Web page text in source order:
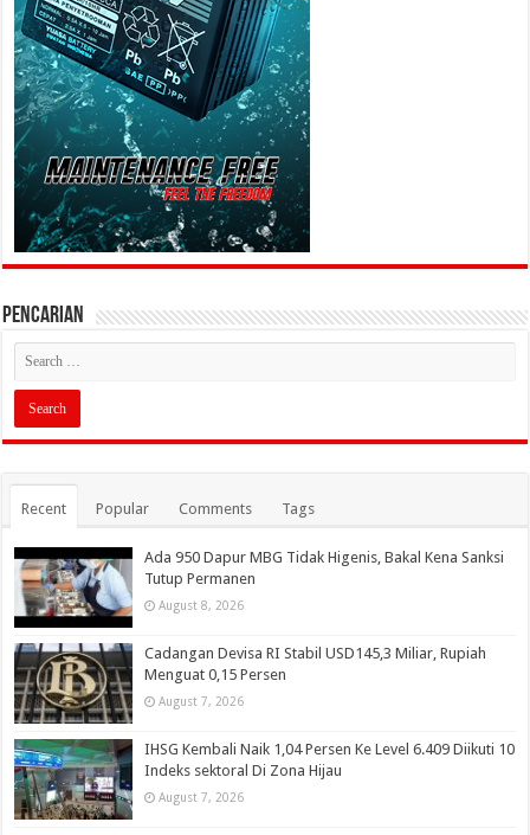
PENCARIAN
Recent Popular Comments Tags
Ada 950 Dapur MBG Tidak Higenis, Bakal Kena Sanksi
Tutup Permanen
August 8, 2026
Cadangan Devisa RI Stabil USD145,3 Miliar, Rupiah
Menguat 0,15 Persen
August 7, 2026
IHSG Kembali Naik 1,04 Persen Ke Level 6.409 Diikuti 10
Indeks sektoral Di Zona Hijau
August 7, 2026